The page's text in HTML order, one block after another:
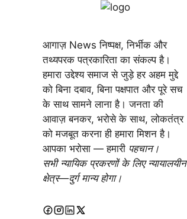
आगाज़ News निष्पक्ष, निर्भीक और
तथ्यपरक पत्रकारिता का संकल्प है।
हमारा उद्देश्य समाज से जुड़े हर अहम मुद्दे
को बिना दबाव, बिना पक्षपात और पूरे सच
के साथ सामने लाना है। जनता की
आवाज़ बनकर, भरोसे के साथ, लोकतंत्र
को मजबूत करना ही हमारा मिशन है।
आपका भरोसा — हमारी पहचान।
सभी न्यायिक प्रकरणों के लिए न्यायालयीन
क्षेत्र—दुर्ग मान्य होगा।